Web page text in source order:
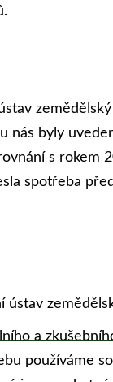
zemědělský
nás byly
s rokem
spotřeba
a
používáme